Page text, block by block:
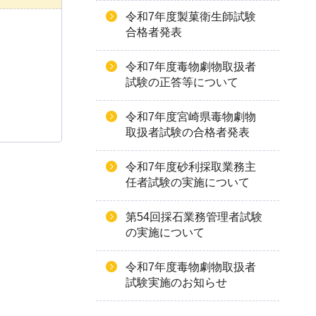
令和7年度製菓衛生師試験
合格者発表
令和7年度毒物劇物取扱者
試験の正答等について
令和7年度宮崎県毒物劇物
取扱者試験の合格者発表
令和7年度砂利採取業務主
任者試験の実施について
第54回採石業務管理者試験
の実施について
令和7年度毒物劇物取扱者
試験実施のお知らせ